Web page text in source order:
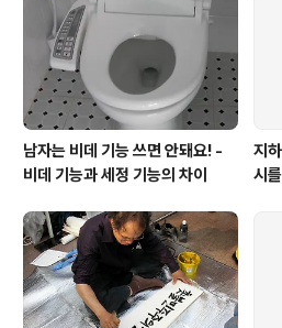
데, 이상했어요. 이거 불량품 아닙니까? ▲ 저 오
것은 무엇입니까? 매끈해야 할 표면에 이게 뭡니
한글과 숫자를..
남자는 비데 기능 쓰면 안돼요! -
비데 기능과 세정 기능의 차이
지
시